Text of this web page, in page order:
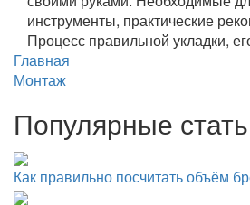
инструменты, практические
Процесс правильной укладки,
Главная
Монтаж
Популярные
Как правильно посчитать объём